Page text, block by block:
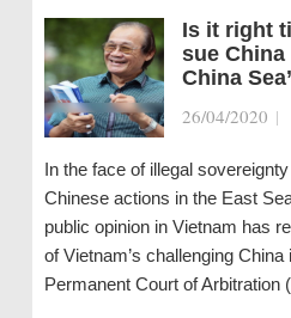
Is it right
sue
China
26/04/2020 |
In the face of illegal
Chinese actions in the East
public opinion in Vietnam has
of Vietnam’s challenging
Permanent Court of Arbitration